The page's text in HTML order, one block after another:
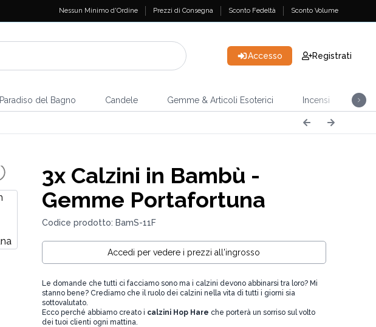
Nessun Minimo d'Ordine Prezzi di Consegna Sconto Fedeltà Sconto Volume
Accesso Registrati
Paradiso del Bagno Candele Gemme & Articoli Esoterici Incensi
3xCalzini in Bambù -
Gemme Portafortuna
Codice prodotto: BamS-11F
Accedi per vedere i prezzi all'ingrosso
Le domande che tutti ci facciamo sono ma i calzini devono abbinarsi tra loro? Mi
stanno bene? Crediamo che il ruolo dei calzini nella vita di tutti i giorni sia
sottovalutato.
Ecco perché abbiamo creato i calzini Hop Hare che porterà un sorriso sul volto
dei tuoi clienti ogni mattina.